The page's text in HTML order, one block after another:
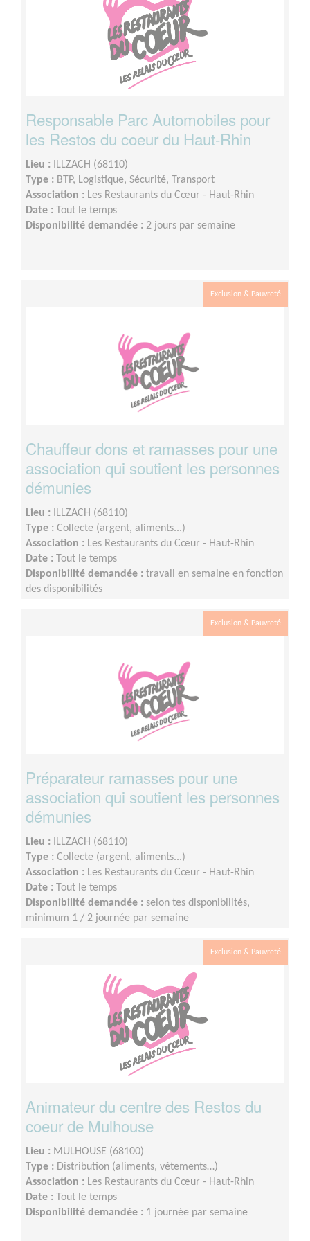
Responsable Parc Automobiles pour
les Restos du coeur du Haut-Rhin
Lieu : ILLZACH (68110)
Type : BTP, Logistique, Sécurité, Transport
Association : Les Restaurants du Cœur - Haut-Rhin
Date : Tout le temps
Disponibilité demandée : 2 jours par semaine
Exclusion & Pauvreté
Chauffeur dons et ramasses pour une
association qui soutient les personnes
démunies
Lieu : ILLZACH (68110)
Type : Collecte (argent, aliments...)
Association : Les Restaurants du Cœur - Haut-Rhin
Date : Tout le temps
Disponibilité demandée : travail en semaine en fonction
des disponibilités
Exclusion & Pauvreté
Préparateur ramasses pour une
association qui soutient les personnes
démunies
Lieu : ILLZACH (68110)
Type : Collecte (argent, aliments...)
Association : Les Restaurants du Cœur - Haut-Rhin
Date : Tout le temps
Disponibilité demandée : selon tes disponibilités,
minimum 1 / 2 journée par semaine
Exclusion & Pauvreté
Animateur du centre des Restos du
coeur de Mulhouse
Lieu : MULHOUSE (68100)
Type : Distribution (aliments, vêtements…)
Association : Les Restaurants du Cœur - Haut-Rhin
Date : Tout le temps
Disponibilité demandée : 1 journée par semaine